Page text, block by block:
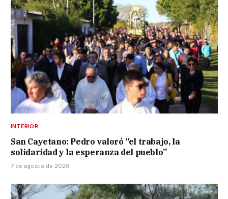
INTERIOR
San Cayetano: Pedro valoró “el trabajo, la
solidaridad y la esperanza del pueblo”
7 de agosto de 2026